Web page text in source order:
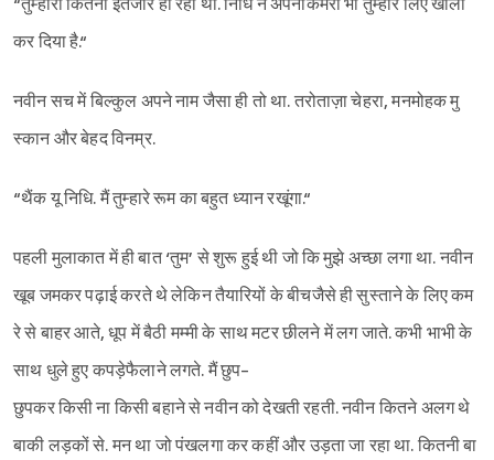
“तुम्हारा कितना इंतजार हो रहा था. निधि ने अपनाकमरा भी तुम्हारे लिए खाली
कर दिया है.“
नवीन सच में बिल्कुल अपने नाम जैसा ही तो था. तरोताज़ा चेहरा, मनमोहक मु
स्कान और बेहद विनम्र.
“थैंक यू निधि. मैं तुम्हारे रूम का बहुत ध्यान रखूंगा.“
पहली मुलाकात में ही बात ‘तुम’ से शुरू हुई थी जो कि मुझे अच्छा लगा था. नवीन
खूब जमकर पढ़ाई करते थे लेकिन तैयारियों के बीचजैसे ही सुस्ताने के लिए कम
रे से बाहर आते, धूप में बैठी मम्मी के साथ मटर छीलने में लग जाते. कभी भाभी के
साथ धुले हुए कपड़ेफैलाने लगते. मैं छुप-
छुपकर किसी ना किसी बहाने से नवीन को देखती रहती. नवीन कितने अलग थे
बाकी लड़कों से. मन था जो पंखलगा कर कहीं और उड़ता जा रहा था. कितनी बा